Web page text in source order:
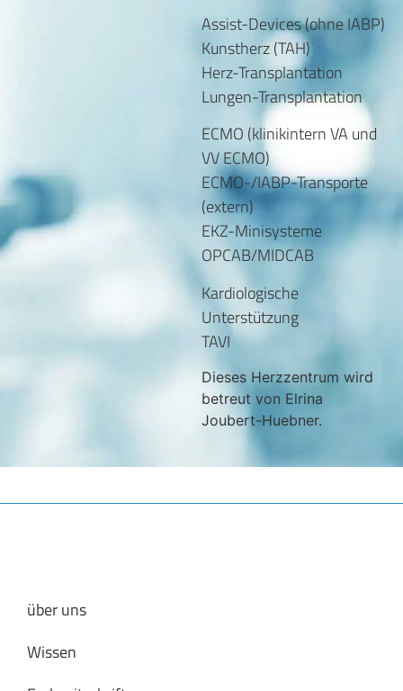
Assist-Devices (ohne IABP)
Kunstherz (TAH)
Herz-Transplantation
Lungen-Transplantation
ECMO (klinikintern VA und
VV ECMO)
ECMO-/IABP-Transporte
(extern)
EKZ-Minisysteme
OPCAB/MIDCAB
Kardiologische
Unterstützung
TAVI
Dieses Herzzentrum wird
betreut von Elrina
Joubert-Huebner.
über uns
Wissen